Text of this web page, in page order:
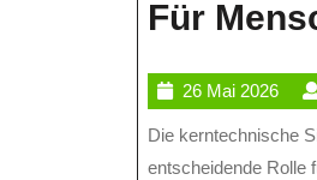
Für
26 Mai 202626
Mai
2026
Die kerntechnische Sicherheit ist ein zentrales Thema im Bereich der Kernenergie und spielt eine
entscheidende Rolle